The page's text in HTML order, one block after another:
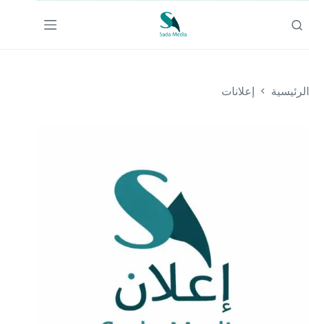
إلى
المحتوى
الرئيسية إعلانات